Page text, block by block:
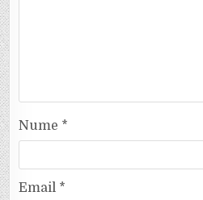
Nume *
Email *